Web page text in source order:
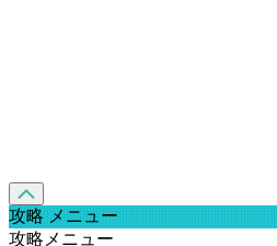
攻略 メニュー
攻略メニュー